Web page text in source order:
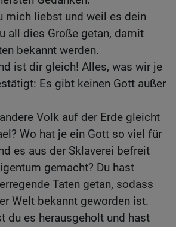
mich liebst und weil es dein
all dies Große getan, damit
bekannt werden.
ist dir gleich! Alles, was wir je
Es gibt keinen Gott außer
Volk auf der Erde gleicht
Wo hat je ein Gott so viel für
es aus der Sklaverei befreit
gemacht? Du hast
Taten getan, sodass
Welt bekannt geworden ist.
du es herausgeholt und hast